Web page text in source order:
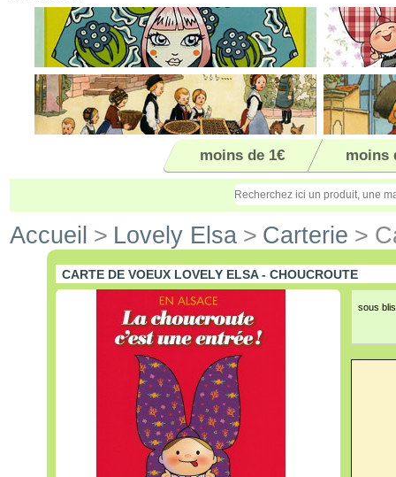
moins de 1€ moins
Accueil > Lovely Elsa > Carterie >
CARTE DE VOEUX LOVELY ELSA - CHOUCROUTE
sous